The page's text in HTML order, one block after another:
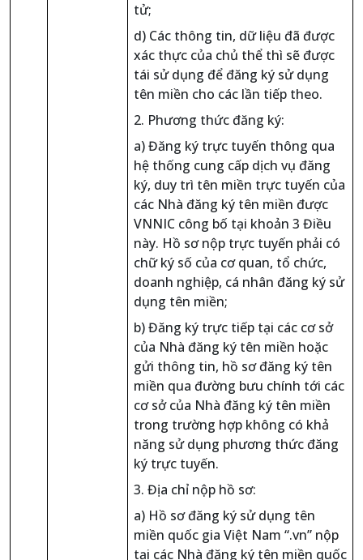
tử;
d) Các thông tin, dữ liệu đã được
xác thực của chủ thể thì sẽ được
tái sử dụng để đăng ký sử dụng
tên miền cho các lần tiếp theo.
2. Phương thức đăng ký:
a) Đăng ký trực tuyến thông qua
hệ thống cung cấp dịch vụ đăng
ký, duy trì tên miền trực tuyến của
các Nhà đăng ký tên miền được
VNNIC công bố tại khoản 3 Điều
này. Hồ sơ nộp trực tuyến phải có
chữ ký số của cơ quan, tổ chức,
doanh nghiệp, cá nhân đăng ký sử
dụng tên miền;
b) Đăng ký trực tiếp tại các cơ sở
của Nhà đăng ký tên miền hoặc
gửi thông tin, hồ sơ đăng ký tên
miền qua đường bưu chính tới các
cơ sở của Nhà đăng ký tên miền
trong trường hợp không có khả
năng sử dụng phương thức đăng
ký trực tuyến.
3. Địa chỉ nộp hồ sơ:
a) Hồ sơ đăng ký sử dụng tên
miền quốc gia Việt Nam “.vn” nộp
tại các Nhà đăng ký tên miền quốc